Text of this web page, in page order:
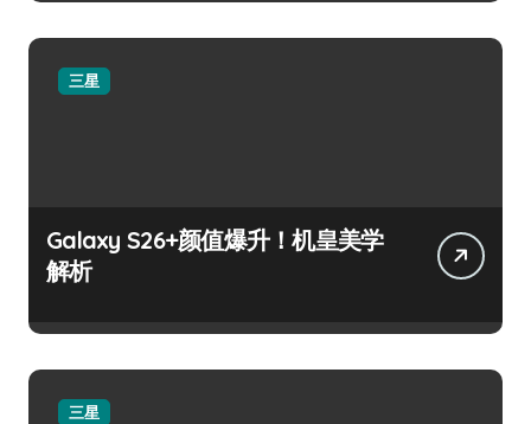
三星
Galaxy S26+颜值爆升！机皇美学
解析
三星